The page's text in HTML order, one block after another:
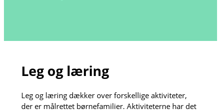
Leg og læring
Leg og læring dækker over forskellige aktiviteter,
der er målrettet børnefamilier. Aktiviteterne har det